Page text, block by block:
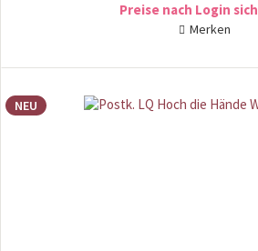
Preise nach Login
Merken
NEU